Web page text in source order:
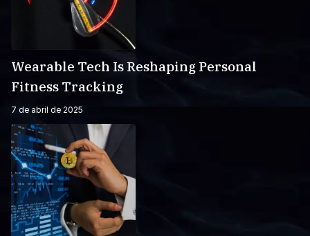
Wearable Tech Is Reshaping Personal
Fitness Tracking
7 de abril de 2025